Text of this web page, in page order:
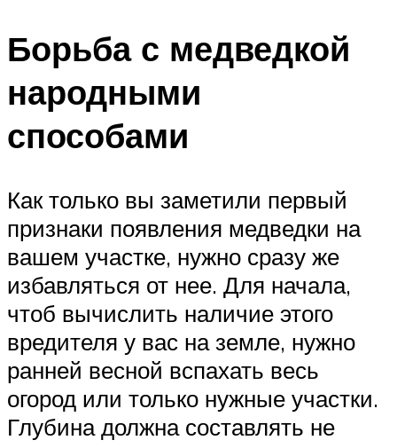
Борьба с медведкой
народными
способами
Как только вы заметили первый
признаки появления медведки на
вашем участке, нужно сразу же
избавляться от нее. Для начала,
чтоб вычислить наличие этого
вредителя у вас на земле, нужно
ранней весной вспахать весь
огород или только нужные участки.
Глубина должна составлять не